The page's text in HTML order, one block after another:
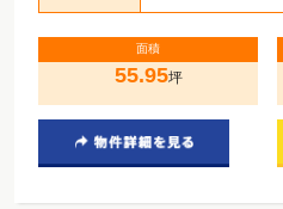
面積
55.95坪